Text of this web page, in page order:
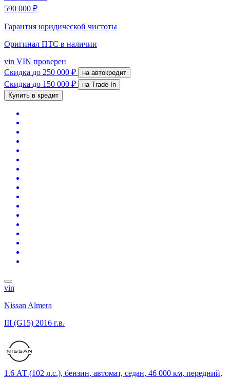
590 000 ₽
Гарантия юридической чистоты
Оригинал ПТС в наличии
vin VIN проверен
Скидка до 250 000 ₽ на автокредит
Скидка до 150 000 ₽
на Trade-In
Купить в кредит
vin
Nissan Almera
III (G15) 2016 г.в.
1.6 АТ (102 л.с.), бензин, автомат, седан, 46 000 км, передний,